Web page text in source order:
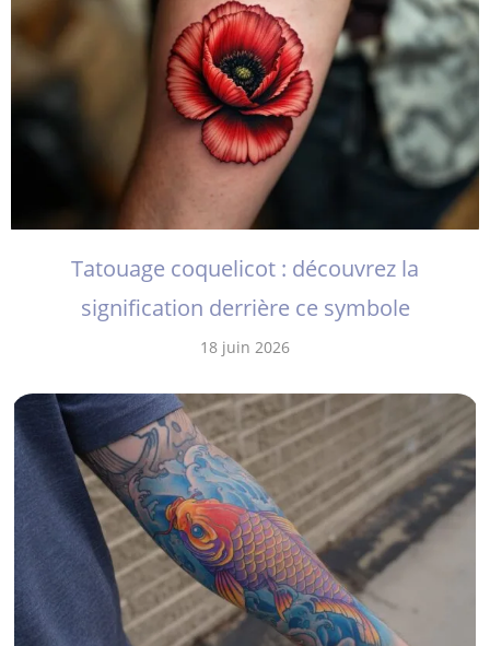
Tatouage coquelicot : découvrez la
signification derrière ce symbole
18 juin 2026